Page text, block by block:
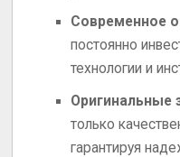
Современное
постоянно
технологии и
Оригинальные
только
гарантируя